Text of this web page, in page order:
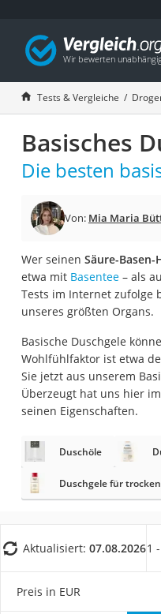
Tests & Vergleiche
Basisches
Die besten
Von: Mia Maria
Wer seinen Säure-
etwa mit Basentee– als
Tests im Internet zufolge
unseres größten Organs.
Basische Duschgele
Wohlfühlfaktor ist etwa
Sie jetzt aus unserem
Überzeugt hat uns hier
seinen Eigenschaften.
Duschöle
Duschgele für
Aktualisiert: 07.08.20261
Preis in EUR